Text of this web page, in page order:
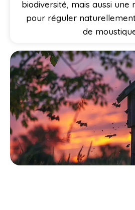
biodiversité, mais aussi
pour réguler
de